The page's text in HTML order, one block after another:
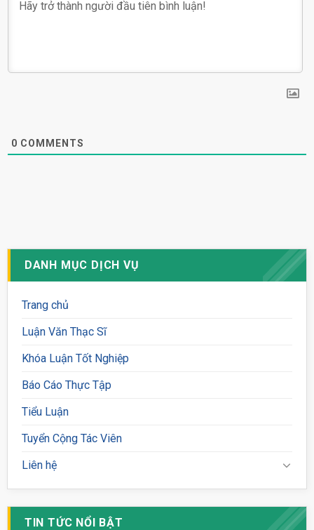
0 COMMENTS
DANH MỤC DỊCH VỤ
Trang chủ
Luận Văn Thạc Sĩ
Khóa Luận Tốt Nghiệp
Báo Cáo Thực Tập
Tiểu Luận
Tuyển Cộng Tác Viên
Liên hệ
TIN TỨC NỔI BẬT